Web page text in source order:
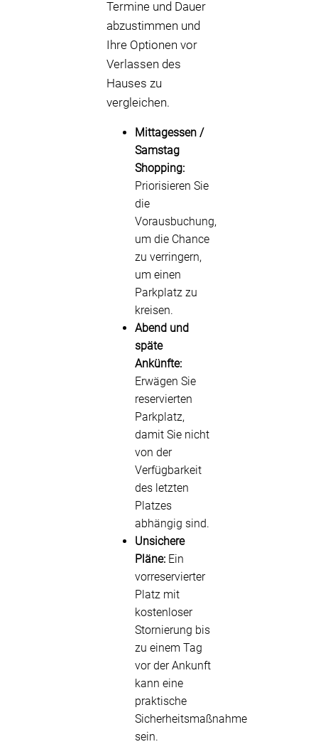
Termine und Dauer
abzustimmen und
Ihre Optionen vor
Verlassen des
Hauses zu
vergleichen.
Mittagessen /
Samstag
Shopping:
Priorisieren Sie
die
Vorausbuchung,
um die Chance
zu verringern,
um einen
Parkplatz zu
kreisen.
Abend und
späte
Ankünfte:
Erwägen Sie
reservierten
Parkplatz,
damit Sie nicht
von der
Verfügbarkeit
des letzten
Platzes
abhängig sind.
Unsichere
Pläne: Ein
vorreservierter
Platz mit
kostenloser
Stornierung bis
zu einem Tag
vor der Ankunft
kann eine
praktische
Sicherheitsmaßnahme
sein.